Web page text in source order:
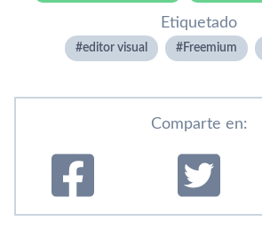
Etiquetado
editor visual Freemium
Comparte en: